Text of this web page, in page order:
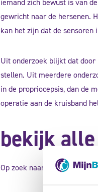
iemand zich bewust is van
gewricht naar de hersenen.
kan het zijn dat de
Uit onderzoek blijkt dat
stellen. Uit meerdere
in de propriocepsis, dan de
operatie aan de kruisband
bekijk
Op zoek naar een kniebrace